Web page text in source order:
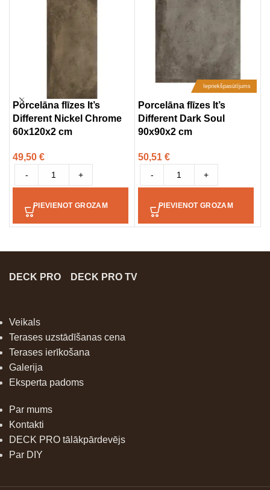
Porcelāna flīzes It’s
Different Nickel Chrome
60x120x2 cm
49,50 €
- +
PIEVIENOT GROZAM
Iepriekšpasūtījums
Porcelāna flīzes It’s
Different Dark Soul
90x90x2 cm
50,51 €
- +
PIEVIENOT GROZAM
DECK PRO DECK PRO TV
Veikals
Terases uzstādīšanas cena
Terases ierīkošana
Galerija
Eksperta padoms
Par mums
Kontakti
DECK PRO tālākpārdevējs
Par DIY